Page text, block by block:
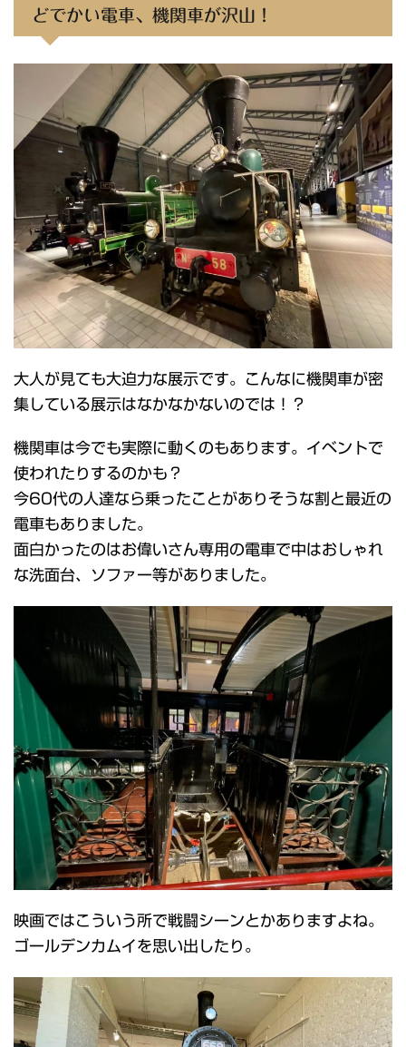
どでかい電車、機関車が沢山！
大人が見ても大迫力な展示です。こんなに機関車が密
集している展示はなかなかないのでは！？
機関車は今でも実際に動くのもあります。イベントで
使われたりするのかも？
今60代の人達なら乗ったことがありそうな割と最近の
電車もありました。
面白かったのはお偉いさん専用の電車で中はおしゃれ
な洗面台、ソファー等がありました。
映画ではこういう所で戦闘シーンとかありますよね。
ゴールデンカムイを思い出したり。